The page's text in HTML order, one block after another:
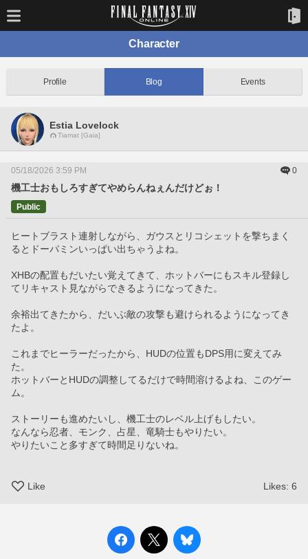
Character
Profile Blog Events
Estia Lovelock
Tiamat [Gaia]
05/18/2026 3:59 PM 0
機工士おもしろすぎてやめらんねぇんだけどぉ！
Public
ヒートブラスト連射しながら、ガウスとリコシェットを撃ちまく
るとドーパミンいっぱい出ちゃうよね。
XHBの配置もだいたい覚えてきて、ホットバーにもスキル登録し
てリキャスト見ながらできるようになってきた。
余裕出てきたから、だいぶ敵の攻撃も避けられるようになってき
たよ。
これまでヒーラーだったから、HUDの位置もDPS用に変えてみ
た。
ホットバーとHUDの調整してるだけで時間溶けるよね、このゲー
ム。
ストーリーも進めたいし、機工士のレベル上げもしたい。
なんなら忍者、モンク、占星、竜騎士もやりたい。
やりたいこと多すぎて時間足りないね。
Like Likes: 6